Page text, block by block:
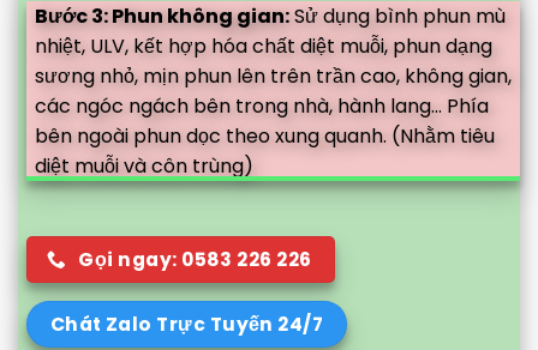
Bước 3: Phun không gian:Sử dụng bình phun mù
nhiệt, ULV, kết hợp hóa chất diệt muỗi, phun dạng
sương nhỏ, mịn phun lên trên trần cao, không gian,
các ngóc ngách bên trong nhà, hành lang... Phía
bên ngoài phun dọc theo xung quanh. (Nhằm tiêu
diệt muỗi và côn trùng)
Gọi ngay: 0583 226 226
Chát Zalo Trực Tuyến 24/7